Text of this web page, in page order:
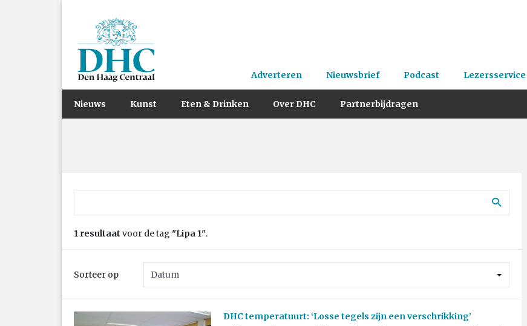
Adverteren Nieuwsbrief Podcast Lezersservice
Nieuws Kunst Eten & Drinken Over DHC Partnerbijdragen
1 resultaat voor de tag "Lipa 1".
Sorteer op
DHC temperatuurt: ‘Losse tegels zijn een verschrikking’